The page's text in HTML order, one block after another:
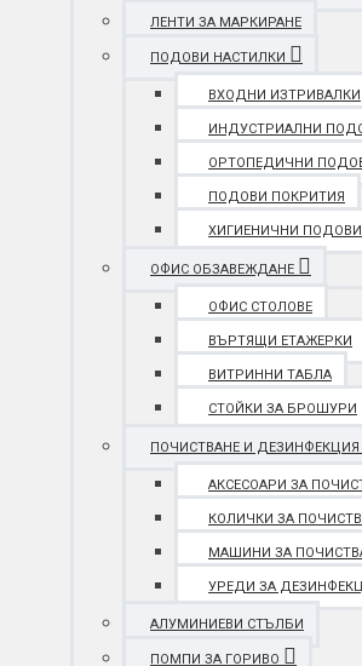
ЛЕНТИ ЗА МАРКИРАНЕ
ПОДОВИ НАСТИЛКИ
ВХОДНИ ИЗТРИВАЛКИ
ИНДУСТРИАЛНИ
ОРТОПЕДИЧНИ
ПОДОВИ ПОКРИТИЯ
ХИГИЕНИЧНИ
ОФИС ОБЗАВЕЖДАНЕ
ОФИС СТОЛОВЕ
ВЪРТЯЩИ ЕТАЖЕРКИ
ВИТРИННИ ТАБЛА
СТОЙКИ ЗА БРОШУРИ
ПОЧИСТВАНЕ И ДЕЗИНФЕКЦИЯ
АКСЕСОАРИ ЗА
КОЛИЧКИ ЗА
МАШИНИ ЗА
УРЕДИ ЗА
АЛУМИНИЕВИ СТЪЛБИ
ПОМПИ ЗА ГОРИВО